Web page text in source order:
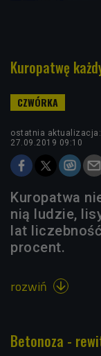
Kuropatwę
ostatnia aktualizacja:
27.09.2019 09:10
Kuropatwa
nią ludzie,
lat
procent.
rozwiń 
Betonoza -